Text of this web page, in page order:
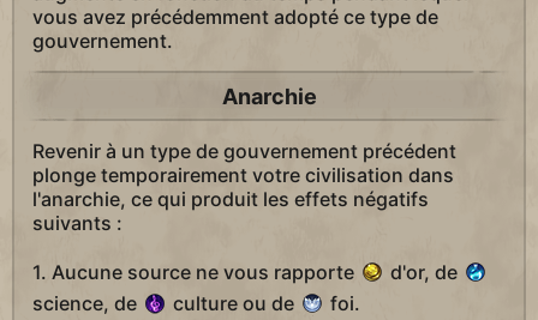
vous avez précédemment adopté ce type de
gouvernement.
Anarchie
Revenir à un type de gouvernement précédent
plonge temporairement votre civilisation dans
l'anarchie, ce qui produit les effets négatifs
suivants :
1. Aucune source ne vous rapporte
d'or, de
science, de
culture ou de
foi.